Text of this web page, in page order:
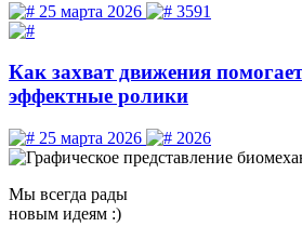
25 марта 2026 3591
Как захват движения
эффектные ролики
25 марта 2026 2026
Мы всегда рады
новым идеям :)